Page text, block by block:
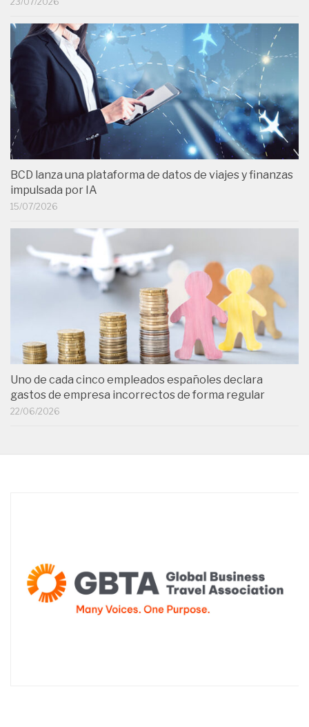
BCD lanza una plataforma de datos de viajes y finanzas
impulsada por IA
15/07/2026
Uno de cada cinco empleados españoles declara
gastos de empresa incorrectos de forma regular
22/06/2026